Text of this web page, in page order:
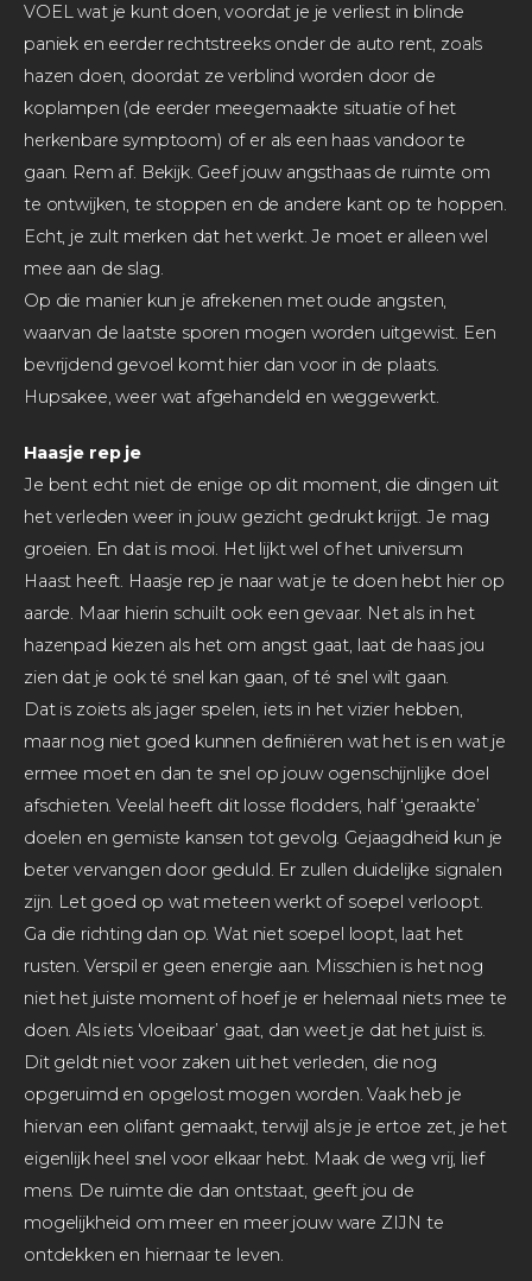
VOEL wat je kunt doen, voordat je je verliest in blinde
paniek en eerder rechtstreeks onder de auto rent, zoals
hazen doen, doordat ze verblind worden door de
koplampen (de eerder meegemaakte situatie of het
herkenbare symptoom) of er als een haas vandoor te
gaan. Rem af. Bekijk. Geef jouw angsthaas de ruimte om
te ontwijken, te stoppen en de andere kant op te hoppen.
Echt, je zult merken dat het werkt. Je moet er alleen wel
mee aan de slag.
Op die manier kun je afrekenen met oude angsten,
waarvan de laatste sporen mogen worden uitgewist. Een
bevrijdend gevoel komt hier dan voor in de plaats.
Hupsakee, weer wat afgehandeld en weggewerkt.
Haasje rep je
Je bent echt niet de enige op dit moment, die dingen uit
het verleden weer in jouw gezicht gedrukt krijgt. Je mag
groeien. En dat is mooi. Het lijkt wel of het universum
Haast heeft. Haasje rep je naar wat je te doen hebt hier op
aarde. Maar hierin schuilt ook een gevaar. Net als in het
hazenpad kiezen als het om angst gaat, laat de haas jou
zien dat je ook té snel kan gaan, of té snel wilt gaan.
Dat is zoiets als jager spelen, iets in het vizier hebben,
maar nog niet goed kunnen definiëren wat het is en wat je
ermee moet en dan te snel op jouw ogenschijnlijke doel
afschieten. Veelal heeft dit losse flodders, half ‘geraakte’
doelen en gemiste kansen tot gevolg. Gejaagdheid kun je
beter vervangen door geduld. Er zullen duidelijke signalen
zijn. Let goed op wat meteen werkt of soepel verloopt.
Ga die richting dan op. Wat niet soepel loopt, laat het
rusten. Verspil er geen energie aan. Misschien is het nog
niet het juiste moment of hoef je er helemaal niets mee te
doen. Als iets ‘vloeibaar’ gaat, dan weet je dat het juist is.
Dit geldt niet voor zaken uit het verleden, die nog
opgeruimd en opgelost mogen worden. Vaak heb je
hiervan een olifant gemaakt, terwijl als je je ertoe zet, je het
eigenlijk heel snel voor elkaar hebt. Maak de weg vrij, lief
mens. De ruimte die dan ontstaat, geeft jou de
mogelijkheid om meer en meer jouw ware ZIJN te
ontdekken en hiernaar te leven.